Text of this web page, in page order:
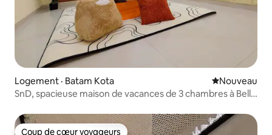
Logement · Batam Kota Nouvel
Nouveau
SnD, spacieuse maison de vacances de 3 chambres à Bella
Coup de cœur voyageurs